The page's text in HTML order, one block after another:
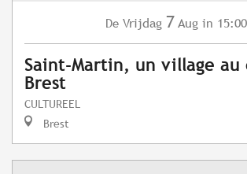
De Vrijdag 7 Aug in 15:00
Saint-Martin, un village
Brest
CULTUREEL
Brest